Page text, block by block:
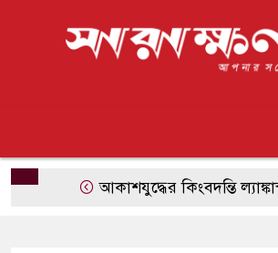
আকাশযুদ্ধের কিংবদন্তি ল্যাঙ্কাস্টার: ভুল